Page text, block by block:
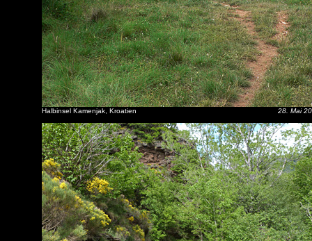
Halbinsel Kamenjak, Kroatien 28. Mai